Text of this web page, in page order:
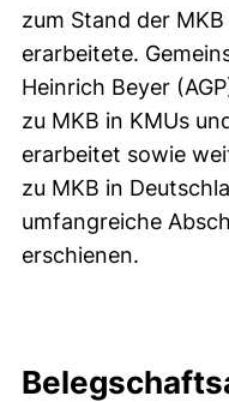
zum Stand der
erarbeitete.
Heinrich Beyer
zu MKB in KMUs
erarbeitet sowie
zu MKB in
umfangreiche
erschienen.